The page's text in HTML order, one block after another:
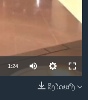
available
1:24
ລິງໂດຍກົງ